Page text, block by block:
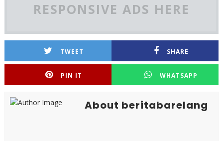
RESPONSIVE ADS HERE
TWEET SHARE
PIN IT WHATSAPP
About beritabarelang